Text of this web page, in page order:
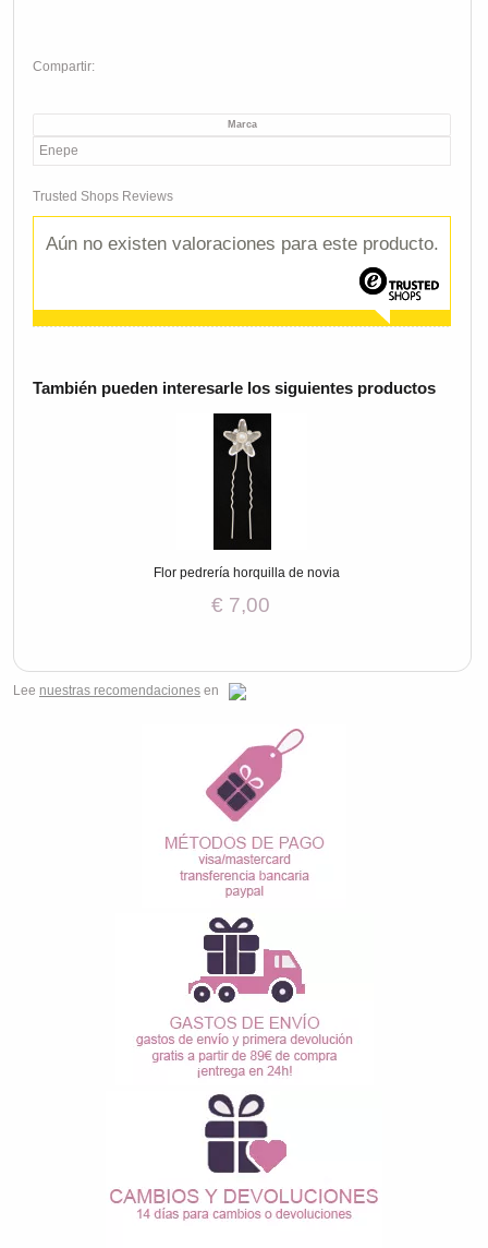
Compartir:
Marca
Enepe
Trusted Shops Reviews
Aún no existen valoraciones para este producto.
También pueden interesarle los siguientes productos
Flor pedrería horquilla de novia
€ 7,00
Lee nuestras recomendaciones en